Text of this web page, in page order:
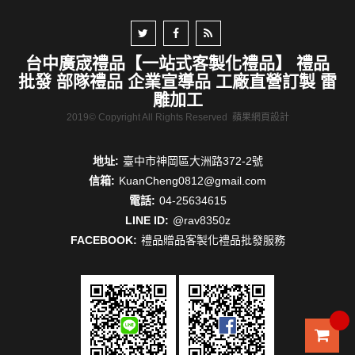
台中廣宬禮品【一站式客製化禮品】 禮品
批發 部隊禮品 企業宣導品 工廠直營訂製 雷
雕加工
2019© Copyright All Rights Reserved 蘋果網頁設計
地址: 臺中市神岡區大洲路372-2號
信箱: KuanCheng0812@gmail.com
電話: 04-25634615
LINE ID: @rav8350z
FACEBOOK: 禮品贈品客製化禮品批發服務